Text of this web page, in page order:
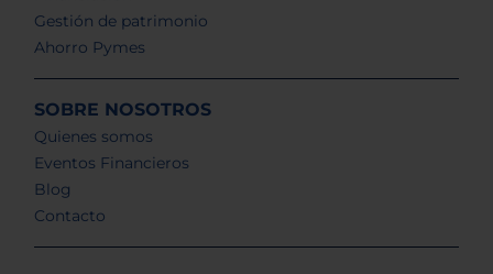
Gestión de patrimonio
Ahorro Pymes
SOBRE NOSOTROS
Quienes somos
Eventos Financieros
Blog
Contacto